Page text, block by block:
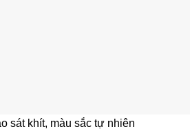
sát khít, màu sắc tự nhiên